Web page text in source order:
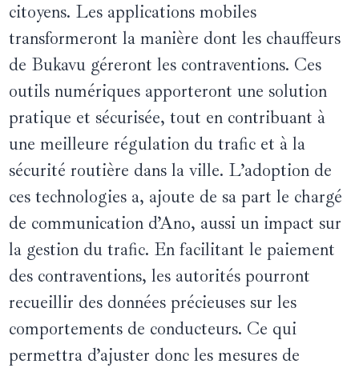
citoyens. Les applications mobiles
transformeront la manière dont les chauffeurs
de Bukavu géreront les contraventions. Ces
outils numériques apporteront une solution
pratique et sécurisée, tout en contribuant à
une meilleure régulation du trafic et à la
sécurité routière dans la ville. L’adoption de
ces technologies a, ajoute de sa part le chargé
de communication d’Ano, aussi un impact sur
la gestion du trafic. En facilitant le paiement
des contraventions, les autorités pourront
recueillir des données précieuses sur les
comportements de conducteurs. Ce qui
permettra d’ajuster donc les mesures de